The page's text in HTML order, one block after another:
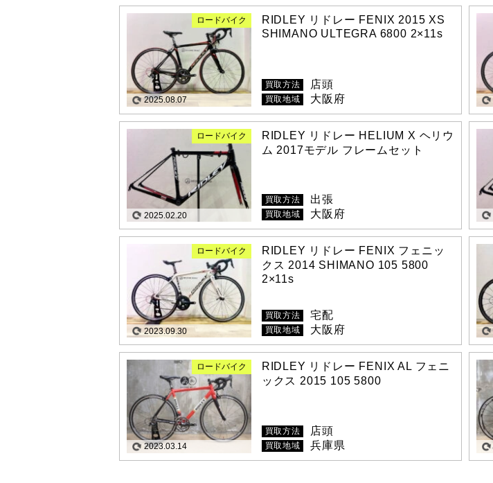
ロードバイク
2025.08.07
RIDLEY リドレー FENIX 2015 XS
SHIMANO ULTEGRA 6800 2×11s
買取方法 店頭
買取地域 大阪府
ロードバイク
2025.02.20
RIDLEY リドレー HELIUM X ヘリウ
ム 2017モデル フレームセット
買取方法 出張
買取地域 大阪府
ロードバイク
2023.09.30
RIDLEY リドレー FENIX フェニッ
クス 2014 SHIMANO 105 5800
2×11s
買取方法 宅配
買取地域 大阪府
ロードバイク
2023.03.14
RIDLEY リドレー FENIX AL フェニ
ックス 2015 105 5800
買取方法 店頭
買取地域 兵庫県